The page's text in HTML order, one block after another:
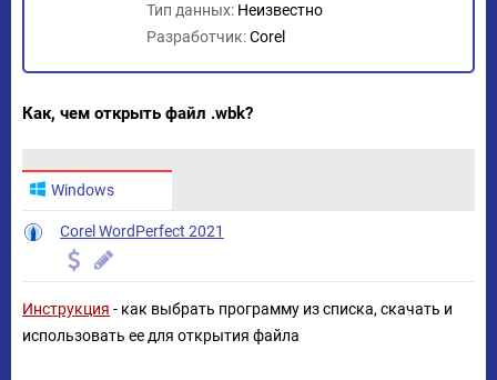
Тип данных: Неизвестно
Разработчик:Corel
Как, чем открыть файл .wbk?
Windows
Corel WordPerfect 2021
Инструкция - как выбрать программу из списка, скачать и
использовать ее для открытия файла